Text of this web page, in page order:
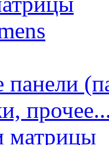
панели